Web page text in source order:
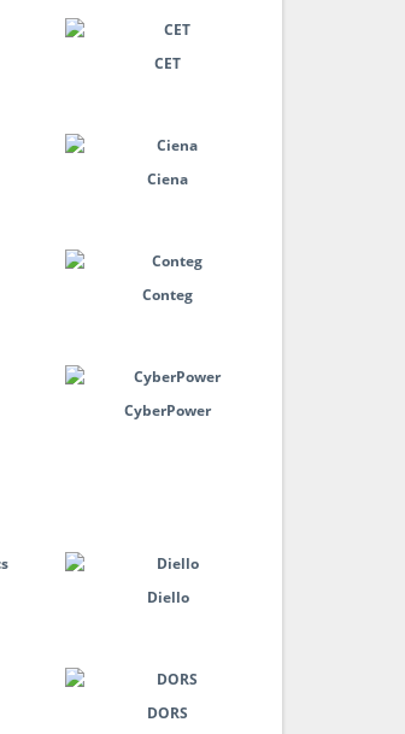
CET
Ciena
Conteg
CyberPower
Diello
DORS